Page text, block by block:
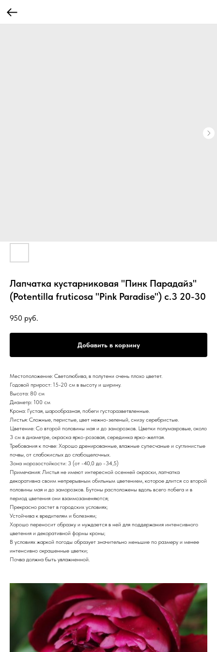
Лапчатка кустарниковая "Пинк Парадайз"
(Potentilla fruticosa "Pink Paradise") с.3 20-30
950 руб.
Добавить в корзину
Местоположение: Светолюбива, в полутени очень плохо цветет.
Годовой прирост: 15-20 см в высоту и ширину.
Высота: 80 см
Диаметр: 100 см
Крона: Густая, шарообразная, побеги густоразветвленные.
Листья: Сложные, перистые, цвет нежно-зеленый, снизу серебристые.
Цветение: Со второй половины мая и до заморозков. Цветки полумахровые, около
3 см в диаметре, окраска ярко-розовая, серединка ярко-желтая.
Требования к почве: Хорошо дренированные, влажные супесчаные и суглинистые
почвы, от слабокислых до слабощелочных.
Зона морозостойкости: 3 (от -40,0 до -34,5)
Примечания: Листья не имеют интересной осенней окраски, лапчатка
декоративна своим непрерывным обильным цветением, которое длится со второй
половины мая и до заморозков. Бутоны расположены вдоль всего побега и в
период цветения они взаимозаменяются;
Прекрасно растет в городских условиях;
Устойчива к вредителям и болезням;
Хорошо переносит образку и нуждается в ней для поддержания интенсивного
цветения и декоративной формы кроны;
В условиях жаркой погоды образует значительно меньшие по размеру и менее
интенсивно окрашенные цветки;
Почва должна быть увлажненной.